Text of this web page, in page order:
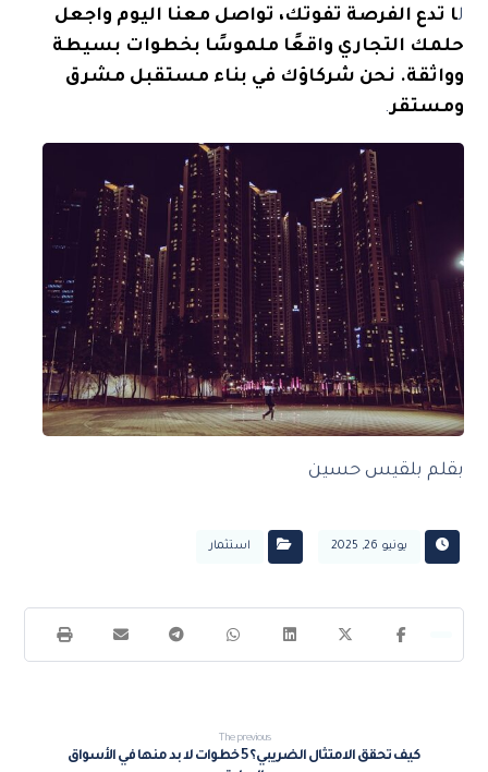
ا تدع الفرصة تفوتك، تواصل معنا اليوم واجعل
حلمك التجاري واقعًا ملموسًا بخطوات بسيطة
وواثقة. نحن شركاؤك في بناء مستقبل مشرق
ومستقر.
بقلم بلقيس حسين
يونيو 26, 2025 استثمار
The previous
كيف تحقق الامتثال الضريبي؟ 5 خطوات لا بد منها في الأسواق